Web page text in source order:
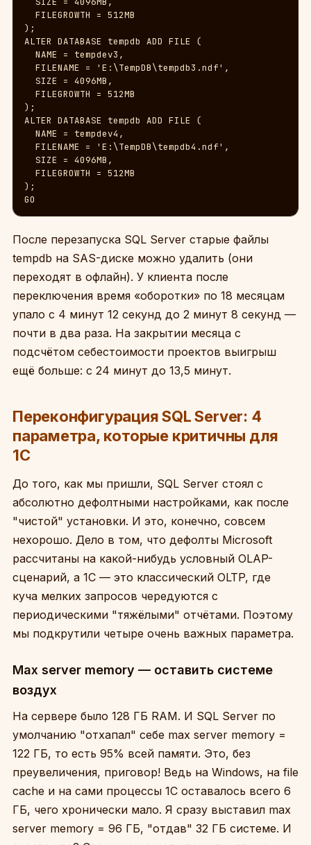
  FILEGROWTH = 512MB
);
ALTER DATABASE tempdb ADD FILE (
  NAME = tempdev3,
  FILENAME = 'E:\TempDB\tempdb3.ndf',
  SIZE = 4096MB,
  FILEGROWTH = 512MB
);
ALTER DATABASE tempdb ADD FILE (
  NAME = tempdev4,
  FILENAME = 'E:\TempDB\tempdb4.ndf',
  SIZE = 4096MB,
  FILEGROWTH = 512MB
);
GO
После перезапуска SQL Server старые файлы
tempdb на SAS-диске можно удалить (они
переходят в офлайн). У клиента после
переключения время «оборотки» по 18 месяцам
упало с 4 минут 12 секунд до 2 минут 8 секунд —
почти в два раза. На закрытии месяца с
подсчётом себестоимости проектов выигрыш
ещё больше: с 24 минут до 13,5 минут.
Переконфигурация SQL Server: 4
параметра, которые критичны для
1С
До того, как мы пришли, SQL Server стоял с
абсолютно дефолтными настройками, как после
"чистой" установки. И это, конечно, совсем
нехорошо. Дело в том, что дефолты Microsoft
рассчитаны на какой-нибудь условный OLAP-
сценарий, а 1С — это классический OLTP, где
куча мелких запросов чередуются с
периодическими "тяжёлыми" отчётами. Поэтому
мы подкрутили четыре очень важных параметра.
Max server memory — оставить системе
воздух
На сервере было 128 ГБ RAM. И SQL Server по
умолчанию "отхапал" себе max server memory =
122 ГБ, то есть 95% всей памяти. Это, без
преувеличения, приговор! Ведь на Windows, на file
cache и на сами процессы 1С оставалось всего 6
ГБ, чего хронически мало. Я сразу выставил max
server memory = 96 ГБ, "отдав" 32 ГБ системе. И